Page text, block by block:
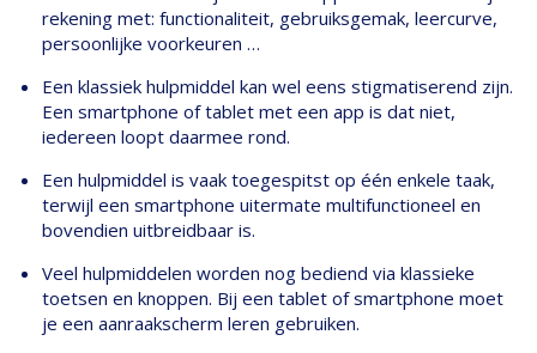
rekening met: functionaliteit, gebruiksgemak, leercurve,
persoonlijke voorkeuren …
Een klassiek hulpmiddel kan wel eens stigmatiserend zijn.
Een smartphone of tablet met een app is dat niet,
iedereen loopt daarmee rond.
Een hulpmiddel is vaak toegespitst op één enkele taak,
terwijl een smartphone uitermate multifunctioneel en
bovendien uitbreidbaar is.
Veel hulpmiddelen worden nog bediend via klassieke
toetsen en knoppen. Bij een tablet of smartphone moet
je een aanraakscherm leren gebruiken.